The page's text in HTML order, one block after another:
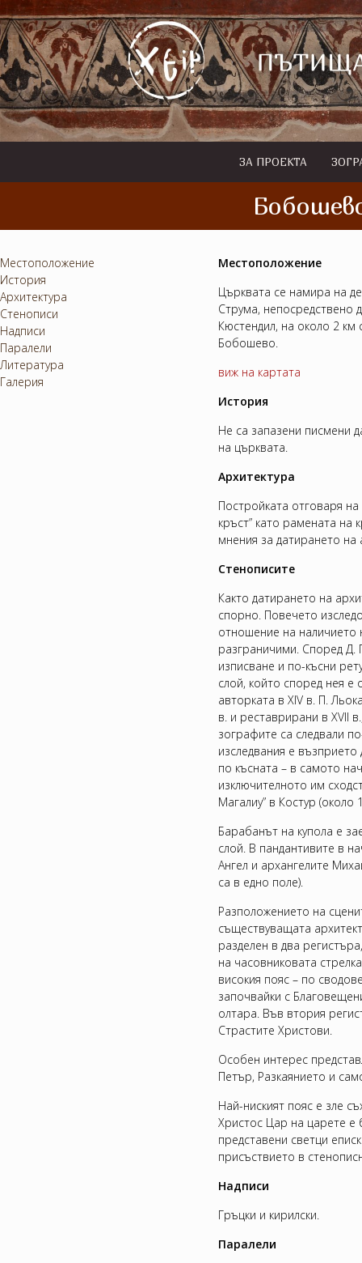
ЗА ПРОЕКТА
Местоположение
Църквата се намира на
Струма, непосредствено
Кюстендил, на около 2 км
Бобошево.
виж на картата
История
Не са запазени писмени
на църквата.
Архитектура
Постройката отговаря
кръст” като рамената на
мнения за датирането на
Стенописите
Както датирането на
спорно. Повечето
отношение на наличието
разграничими. Според Д.
изписване и по-късни
слой, който според нея е
авторката в ХІV в. П.
в. и реставрирани в ХVІІ
зографите са следвали
изследвания е
по късната – в самото
изключителното им
Магалиу” в Костур (около
Барабанът на купола е
слой. В пандантивите в
Ангел и архангелите
са в едно поле).
Разположението на
съществуващата
разделен в два
на часовниковата
високия пояс – по
започвайки с
олтара. Във втория
Страстите Христови.
Особен интерес
Петър, Разкаянието и
Най-ниският пояс е зле
Христос Цар на царете е
представени светци
присъствието в
Надписи
Гръцки и кирилски.
Паралели
Местоположение
История
Архитектура
Стенописи
Надписи
Паралели
Литература
Галерия